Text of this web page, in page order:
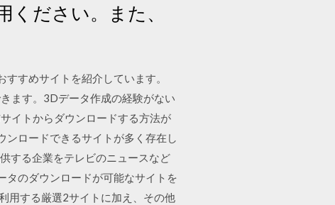
ださい。また、
すめサイトを紹介しています。
ます。3Dデータ作成の経験がない
イトからダウンロードする方法が
ロードできるサイトが多く存在し
する企業をテレビのニュースなど
タのダウンロードが可能なサイトを
用する厳選2サイトに加え、その他